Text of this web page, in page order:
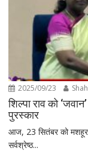
2025/09/23
शिल्पा राव को
पुरस्कार
आज, 23 सितंबर को मशहूर
सर्वश्रेष्ठ...